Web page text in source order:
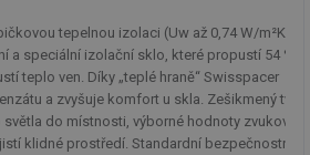
tepelnou izolaci (Uw až 0,74 W/m²K),
a speciální izolační sklo, které propustí 54 %
teplo ven. Díky „teplé hraně“ Swisspacer
a zvyšuje komfort u skla. Zešikmený tvar
do místnosti, výborné hodnoty zvukové
klidné prostředí. Standardní bezpečnostní